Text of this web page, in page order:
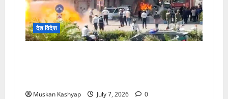
देश विदेश
Muskan Kashyap July 7, 2026 0